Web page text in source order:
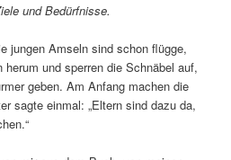
und Bedürfnisse.
jungen Amseln sind schon flügge,
herum und sperren die Schnäbel auf,
geben. Am Anfang machen die
sagte einmal: „Eltern sind dazu da,